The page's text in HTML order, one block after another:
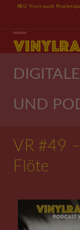
Skip
content
NEU: Vinylrausch
Open
mobile
menu
Close
mobile
menu
UND
VR #49
Flöte